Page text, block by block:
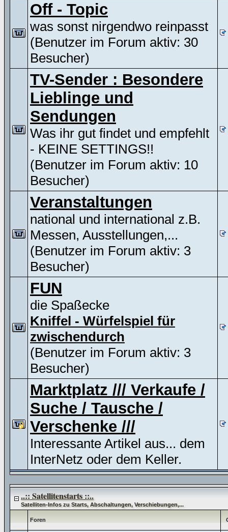
Off - Topic
was sonst nirgendwo reinpasst
(Benutzer im Forum aktiv: 30
Besucher)
TV-Sender : Besondere
Lieblinge und
Sendungen
Was ihr gut findet und empfehlt
- KEINE SETTINGS!!
(Benutzer im Forum aktiv: 10
Besucher)
Veranstaltungen
national und international z.B.
Messen, Ausstellungen,...
(Benutzer im Forum aktiv: 3
Besucher)
FUN
die Spaßecke
Kniffel - Würfelspiel für
zwischendurch
(Benutzer im Forum aktiv: 3
Besucher)
Marktplatz /// Verkaufe /
Suche / Tausche /
Verschenke ///
Interessante Artikel aus... dem
InterNetz oder dem Keller.
..:: Satellitenstarts ::..
Satelliten-Infos zu Starts, Abschaltungen, Verschiebungen,...
Foren